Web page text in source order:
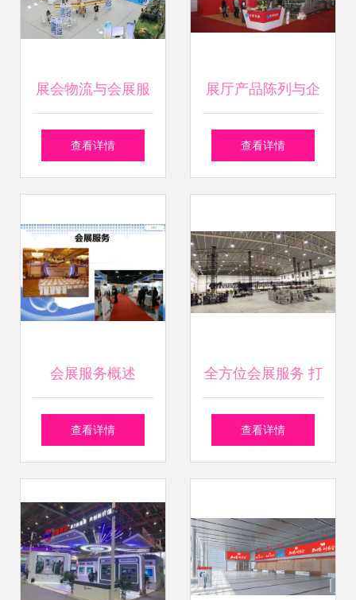
展会物流与会展服
务的核心作用与实
查看详情
展厅产品陈列与企
业形象塑造 东莞展
查看详情
会展服务概述
查看详情
全方位会展服务 打
造精彩难忘的活动
查看详情